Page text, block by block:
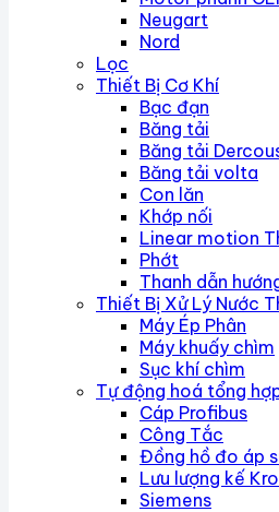
Neugart
Nord
Lọc
Thiết Bị Cơ Khí
Bạc đạn
Băng tải
Băng tải
Băng tải volta
Con lăn
Khớp nối
Linear motion
Phớt
Thanh dẫn
Thiết Bị Xử Lý Nước
Máy Ép Phân
Máy khuấy chìm
Sục khí chìm
Tự động hoá tổng
Cáp Profibus
Công Tắc
Đồng hồ đo áp
Lưu lượng kế
Siemens